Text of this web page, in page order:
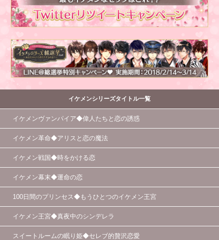
イケメンシリーズタイトル一覧
イケメンヴァンパイア◆偉人たちと恋の誘惑
イケメン革命◆アリスと恋の魔法
イケメン戦国◆時をかける恋
イケメン幕末◆運命の恋
100日間のプリンセス◆もうひとつのイケメン王宮
イケメン王宮◆真夜中のシンデレラ
スイートルームの眠り姫◆セレブ的贅沢恋愛